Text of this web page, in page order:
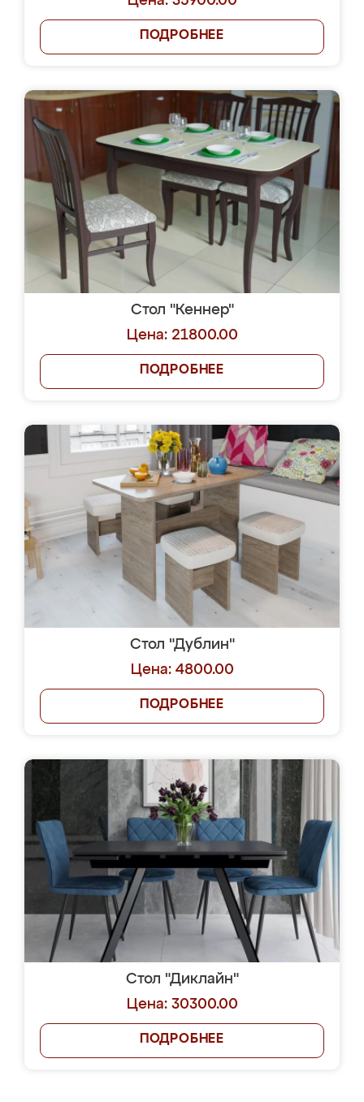
ПОДРОБНЕЕ
Стол "Кеннер"
Цена: 21800.00
ПОДРОБНЕЕ
Стол "Дублин"
Цена: 4800.00
ПОДРОБНЕЕ
Стол "Диклайн"
Цена: 30300.00
ПОДРОБНЕЕ